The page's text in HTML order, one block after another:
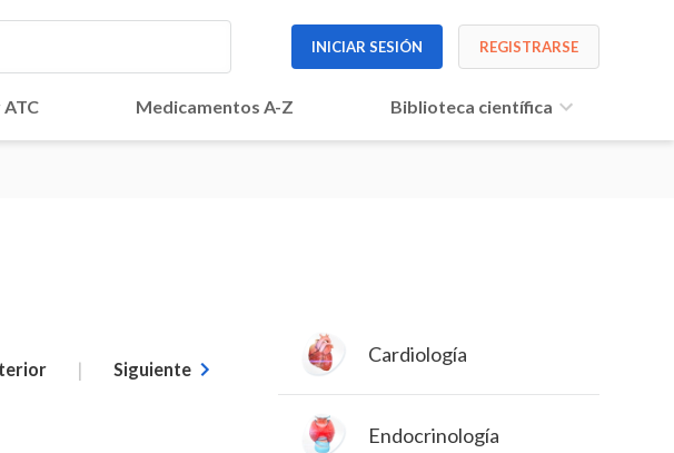
INICIAR SESIÓN REGISTRARSE
Medicamentos A-Z Biblioteca científica
| Siguiente
Cardiología
Endocrinología